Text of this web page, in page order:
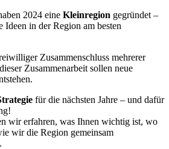
2024 eine Kleinregion gegründet –
Ideen in der Region am besten
Zusammenschluss mehrerer
Zusammenarbeit sollen neue
für die nächsten Jahre – und dafür
wir erfahren, was Ihnen wichtig ist, wo
wir die Region gemeinsam